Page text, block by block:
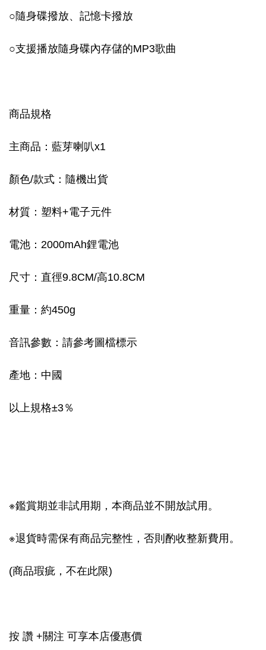
○隨身碟撥放、記憶卡撥放
○支援播放隨身碟內存儲的MP3歌曲
商品規格
主商品：藍芽喇叭x1
顏色/款式：隨機出貨
材質：塑料+電子元件
電池：2000mAh鋰電池
尺寸：直徑9.8CM/高10.8CM
重量：約450g
音訊參數：請參考圖檔標示
產地：中國
以上規格±3％
※鑑賞期並非試用期，本商品並不開放試用。
※退貨時需保有商品完整性，否則酌收整新費用。
(商品瑕疵，不在此限)
按 讚 +關注 可享本店優惠價